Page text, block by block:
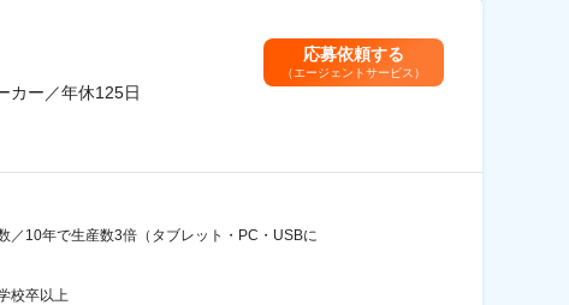
カー／年休125日
応募依頼する
（エージェントサービス）
10年で生産数3倍（タブレット・PC・USBに
校卒以上